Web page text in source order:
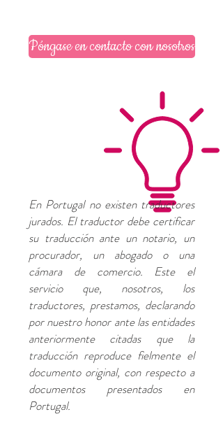
Póngase en contacto con nosotros
En Portugal no existen traductores
jurados. El traductor debe certificar
su traducción ante un notario, un
procurador, un abogado o una
cámara de comercio. Este el
servicio que, nosotros, los
traductores, prestamos, declarando
por nuestro honor ante las entidades
anteriormente citadas que la
traducción reproduce fielmente el
documento original, con respecto a
documentos presentados en
Portugal.